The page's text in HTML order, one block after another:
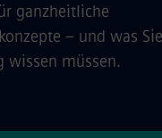
ganzheitliche
– und was
wissen müssen.